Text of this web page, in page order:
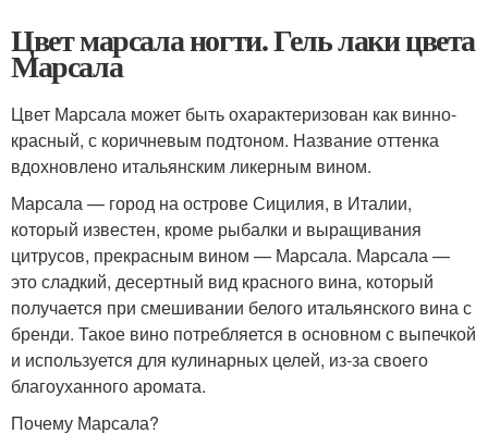
Цвет марсала ногти. Гель лаки цвета
Марсала
Цвет Марсала может быть охарактеризован как винно-
красный, с коричневым подтоном. Название оттенка
вдохновлено итальянским ликерным вином.
Марсала — город на острове Сицилия, в Италии,
который известен, кроме рыбалки и выращивания
цитрусов, прекрасным вином — Марсала. Марсала —
это сладкий, десертный вид красного вина, который
получается при смешивании белого итальянского вина с
бренди. Такое вино потребляется в основном с выпечкой
и используется для кулинарных целей, из-за своего
благоуханного аромата.
Почему Марсала?